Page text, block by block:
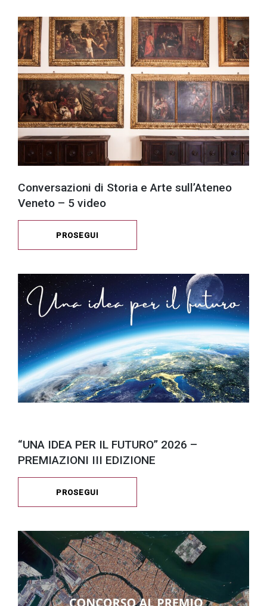
Conversazioni di Storia e Arte sull’Ateneo
Veneto – 5 video
PROSEGUI
“UNA IDEA PER IL FUTURO” 2026 –
PREMIAZIONI III EDIZIONE
PROSEGUI